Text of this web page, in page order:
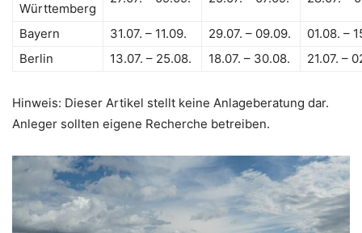
Württemberg
Bayern 31.07. – 11.09. 29.07. – 09.09.
01.08. –
Berlin
13.07. – 25.08. 18.07. – 30.08. 21.07. –
Hinweis: Dieser Artikel stellt keine Anlageberatung dar.
Anleger sollten eigene Recherche betreiben.